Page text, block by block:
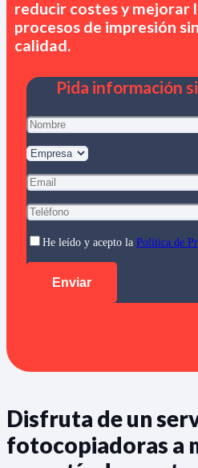
reducir costes y mejorar
procesos de impresión
calidad.
Pida información
He leído y acepto la Política de
Disfruta de un
fotocopiadoras a